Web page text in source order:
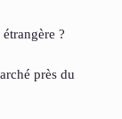
?
près du